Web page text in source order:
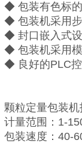
◆ 包装有色标
◆ 包装机采用
◆ 封口嵌入式
◆ 包装机采用
◆ 良好的PLC控
颗粒定量包装
计量范围：1-
包装速度：40-